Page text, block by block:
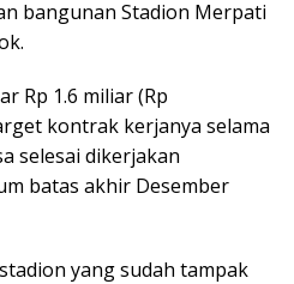
bangunan Stadion Merpati
Rp 1.6 miliar (Rp
kontrak kerjanya selama
selesai dikerjakan
batas akhir Desember
yang sudah tampak